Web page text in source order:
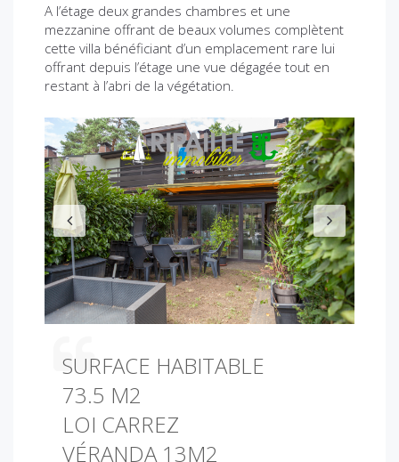
A l’étage deux grandes chambres et une
mezzanine offrant de beaux volumes complètent
cette villa bénéficiant d’un emplacement rare lui
offrant depuis l’étage une vue dégagée tout en
restant à l’abri de la végétation.
P
r
e
v
i
o
u
N
e
x
t
SURFACE HABITABLE
73.5 M2
LOI CARREZ
VÉRANDA 13M2